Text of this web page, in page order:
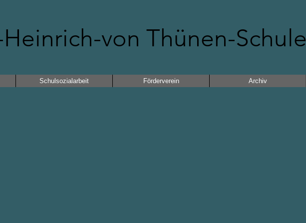
von Thünen-Schule
Schulsozialarbeit Förderverein Archiv